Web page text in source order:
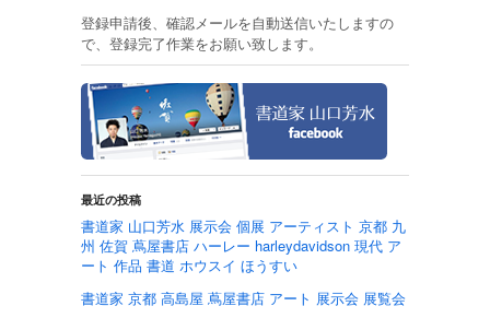
登録申請後、確認メールを自動送信いたしますの
で、登録完了作業をお願い致します。
最近の投稿
書道家 山口芳水 展示会 個展 アーティスト 京都 九
州 佐賀 蔦屋書店 ハーレー harleydavidson 現代 ア
ート 作品 書道 ホウスイ ほうすい
書道家 京都 高島屋 蔦屋書店 アート 展示会 展覧会